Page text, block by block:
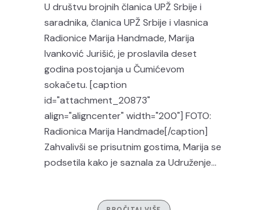
U društvu brojnih članica UPŽ Srbije i
saradnika, članica UPŽ Srbije i vlasnica
Radionice Marija Handmade, Marija
Ivanković Jurišić, je proslavila deset
godina postojanja u Čumićevom
sokačetu. [caption
id="attachment_20873"
align="aligncenter" width="200"] FOTO:
Radionica Marija Handmade[/caption]
Zahvalivši se prisutnim gostima, Marija se
podsetila kako je saznala za Udruženje...